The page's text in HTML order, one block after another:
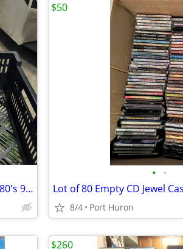
Lot 125 Music CD'S Org Cases 60's 70's 80's 90's All Genres
• •
8/4 Port Huron
$50
$260